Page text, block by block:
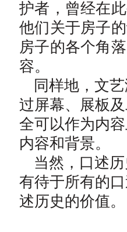
护者，曾经在
他们关于房子
房子的各个角
容。
同样地，文
过屏幕、展板
全可以作为内
内容和背景。
当然，口述
有待于所有的
述历史的价值。